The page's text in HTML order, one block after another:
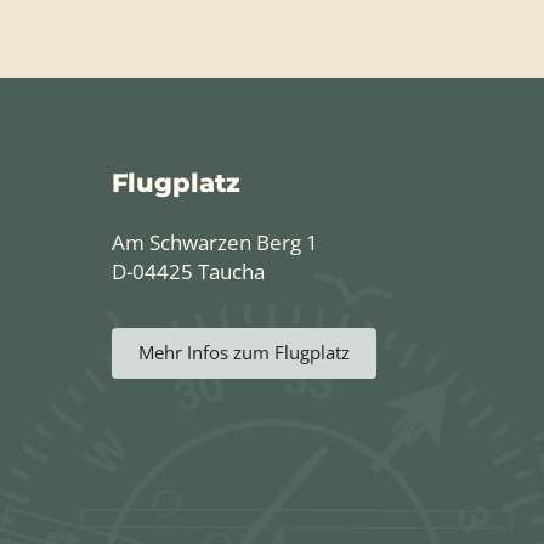
Flugplatz
Am Schwarzen Berg 1
D-04425 Taucha
Mehr Infos zum Flugplatz